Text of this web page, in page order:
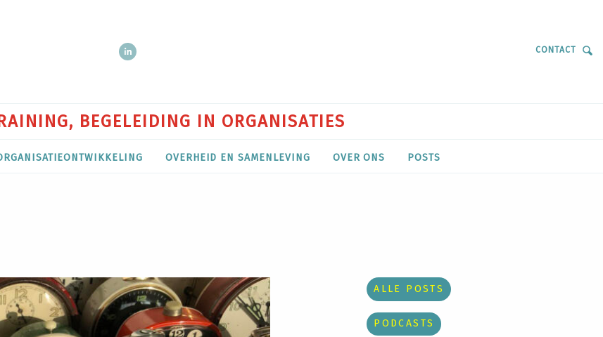
CONTACT
BEGELEIDING IN ORGANISATIES
OVERHEID EN SAMENLEVING OVER ONS POSTS
ALLE POSTS
PODCASTS